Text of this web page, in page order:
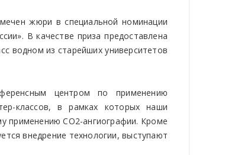
жюри в специальной номинации
В качестве приза предоставлена
водном из старейших университетов
центром по применению
классов, в рамках которых наши
применению СО2-ангиографии. Кроме
внедрение технологии, выступают